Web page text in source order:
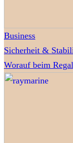
Business
Sicherheit &
Worauf beim